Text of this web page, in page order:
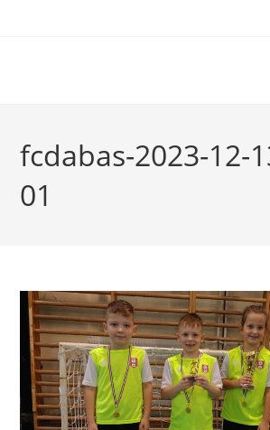
fcdabas-2023-12-
01